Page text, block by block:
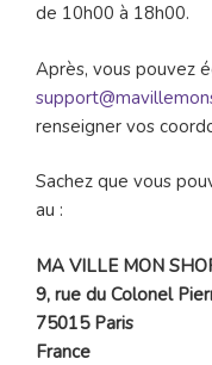
de 10h00 à 18h00.
Après, vous pouvez
renseigner vos
Sachez que vous
au :
MA VILLE MON
9, rue du Colonel
75015 Paris
France